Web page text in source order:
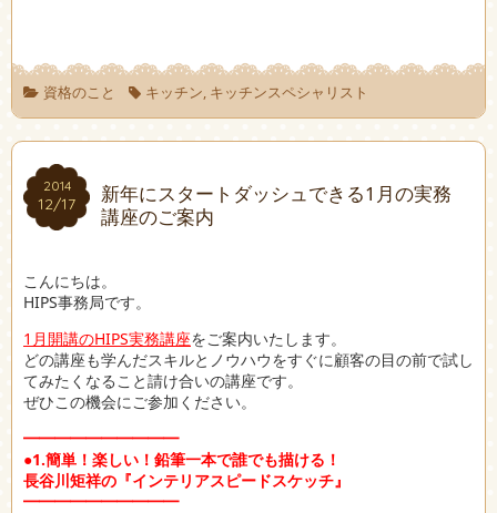
資格のこと キッチン, キッチンスペシャリスト
2014
12/17
2014
12/17
新年にスタートダッシュできる1月の実務
講座のご案内
こんにちは。
HIPS事務局です。
1月開講のHIPS実務講座をご案内いたします。
どの講座も学んだスキルとノウハウをすぐに顧客の目の前で試し
てみたくなること請け合いの講座です。
ぜひこの機会にご参加ください。
━━━━━━━━━━
●1.簡単！楽しい！鉛筆一本で誰でも描ける！
長谷川矩祥の『インテリアスピードスケッチ』
━━━━━━━━━━